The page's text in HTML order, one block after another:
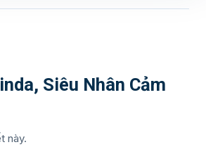
Siêu Nhân Cảm
này.